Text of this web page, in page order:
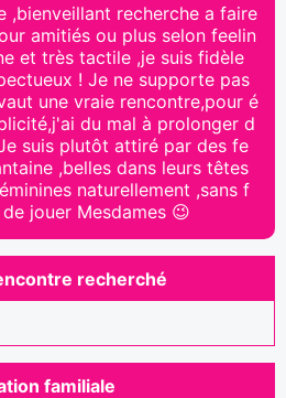
,bienveillant recherche a faire
amitiés ou plus selon feelin
et très tactile ,je suis fidèle
! Je ne supporte pas
une vraie rencontre,pour é
du mal à prolonger d
suis plutôt attiré par des fe
,belles dans leurs têtes
naturellement ,sans f
jouer Mesdames 😉
recherché
familiale